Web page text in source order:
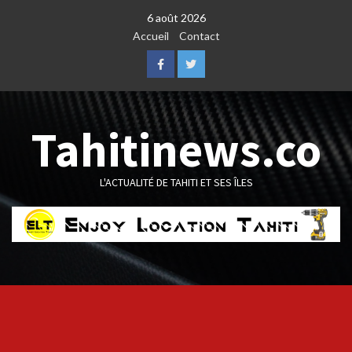
6 août 2026
Accueil
Contact
FacebookTwitter
Tahitinews.co
L'ACTUALITÉ DE TAHITI ET SES ÎLES